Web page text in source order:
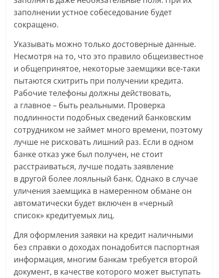
заполнении устное собеседование будет
сокращено.
Указывать можно только достоверные данные.
Несмотря на то, что это правило общеизвестное
и общепринятое, некоторые заемщики все-таки
пытаются схитрить при получении кредита.
Рабочие телефоны должны действовать,
а главное – быть реальными. Проверка
подлинности подобных сведений банковским
сотрудником не займет много времени, поэтому
лучше не рисковать лишний раз. Если в одном
банке отказ уже был получен, не стоит
расстраиваться, лучше подать заявление
в другой более лояльный банк. Однако в случае
уличения заемщика в намеренном обмане он
автоматически будет включен в «черный
список» кредитуемых лиц.
Для оформления заявки на кредит наличными
без справки о доходах понадобится паспортная
информация, многим банкам требуется второй
документ, в качестве которого может выступать